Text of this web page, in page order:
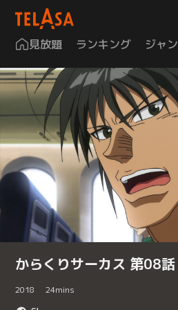
見放題 ランキング ジャ
からくりサーカス 第08話
2018 24mins